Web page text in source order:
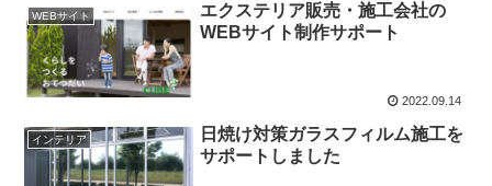
WEBサイト
エクステリア販売・施工会社の
WEBサイト制作サポート
2022.09.14
インテリア
日焼け対策ガラスフィルム施工を
サポートしました